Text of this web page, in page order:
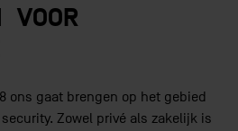
ons gaat brengen op het gebied
Zowel privé als zakelijk is